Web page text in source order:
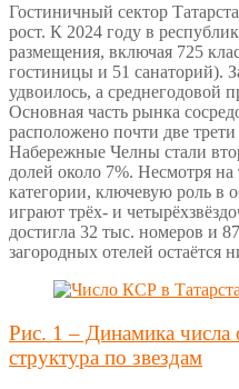
Гостиничный сектор
рост. К 2024 году в
размещения, включая 725
гостиницы и 51 санаторий).
удвоилось, а среднегодовой
Основная часть рынка
расположено почти две
Набережные Челны стали
долей около 7%. Несмотря
категории, ключевую роль в
играют трёх- и
достигла 32 тыс. номеров и
загородных отелей остаётся
Рис. 1 – Динамика числа
структура по звездам